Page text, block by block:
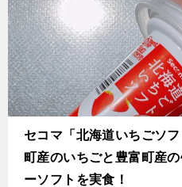
セコマ「北海道いちごソ
町産のいちごと豊富町産
ーソフトを実食！